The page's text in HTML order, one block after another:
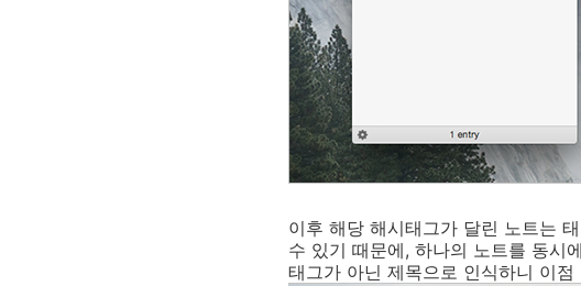
이후 해당 해시태그가 달린 노트는
수 있기 때문에, 하나의 노트를 동시
태그가 아닌 제목으로 인식하니 이